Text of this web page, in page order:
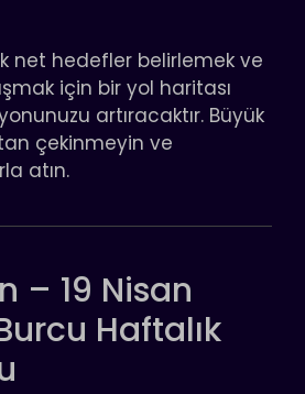
net hedefler belirlemek ve
için bir yol haritası
artıracaktır. Büyük
çekinmeyin ve
atın.
– 19 Nisan
Haftalık